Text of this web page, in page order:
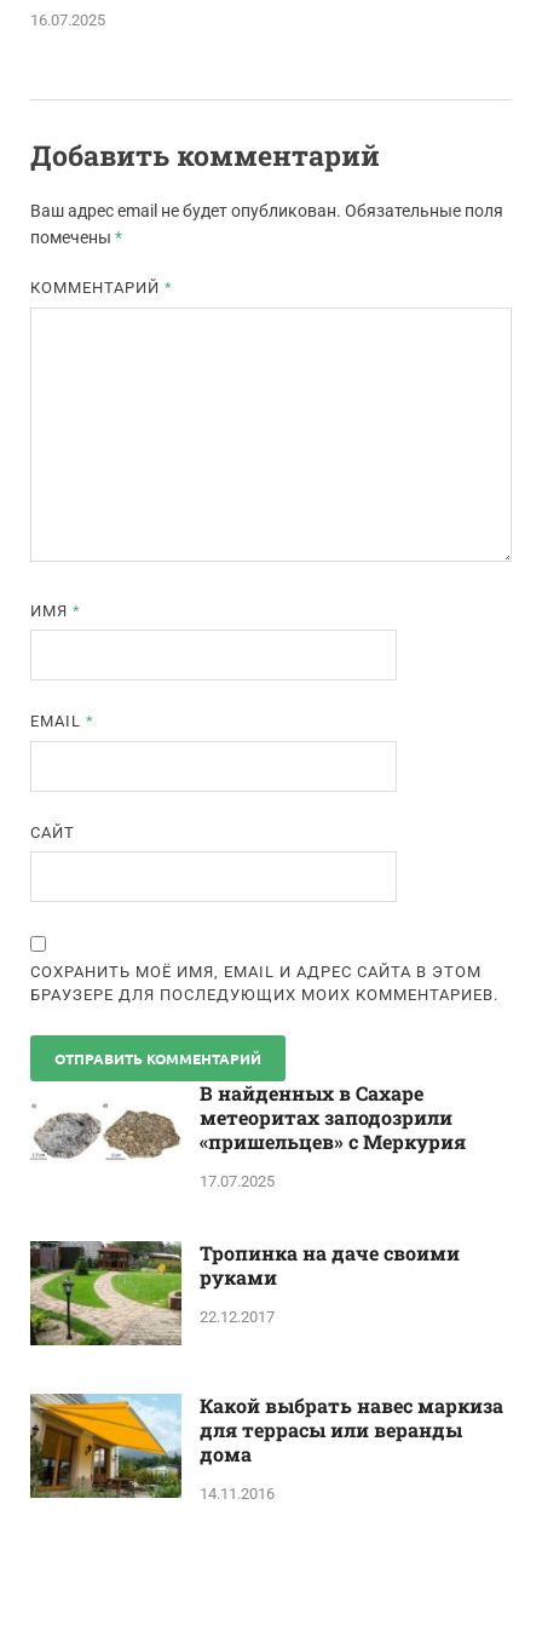
16.07.2025
Добавить комментарий
Ваш адрес email не будет опубликован. Обязательные поля
помечены *
КОММЕНТАРИЙ*
ИМЯ*
EMAIL*
САЙТ
СОХРАНИТЬ МОЁ ИМЯ, EMAIL И АДРЕС САЙТА В ЭТОМ
БРАУЗЕРЕ ДЛЯ ПОСЛЕДУЮЩИХ МОИХ КОММЕНТАРИЕВ.
В найденных в Сахаре
метеоритах заподозрили
«пришельцев» с Меркурия
17.07.2025
Тропинка на даче своими
руками
22.12.2017
Какой выбрать навес маркиза
для террасы или веранды
дома
14.11.2016